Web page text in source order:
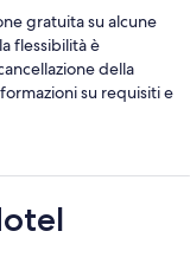
gratuita su alcune
flessibilità è
della
su requisiti e